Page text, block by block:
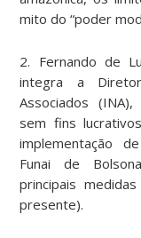
mito do “poder
2. Fernando de
integra a
Associados
sem fins
implementação
Funai de
principais
presente).